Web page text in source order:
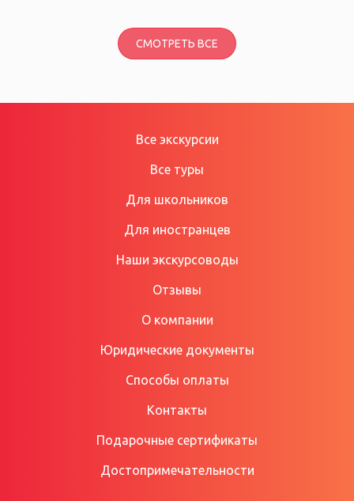
СМОТРЕТЬ ВСЕ
Все экскурсии
Все туры
Для школьников
Для иностранцев
Наши экскурсоводы
Отзывы
О компании
Юридические документы
Способы оплаты
Контакты
Подарочные сертификаты
Достопримечательности